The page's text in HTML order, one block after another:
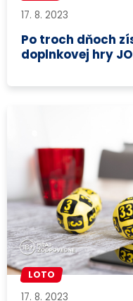
17. 8. 2023
Po troch dňoch
doplnkovej hry
LOTO
17. 8. 2023